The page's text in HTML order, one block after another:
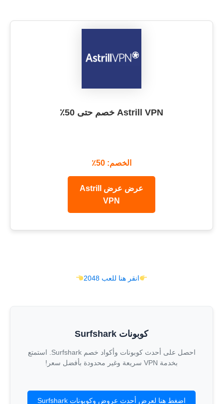
Astrill VPN خصم حتى 50٪
الخصم: 50٪
عرض عرض Astrill
VPN
انقر هنا للعب 2048
كوبونات Surfshark
احصل على أحدث كوبونات وأكواد خصم Surfshark. استمتع
بخدمة VPN سريعة وغير محدودة بأفضل سعر!
اضغط هنا لعرض أحدث عروض وكوبونات Surfshark